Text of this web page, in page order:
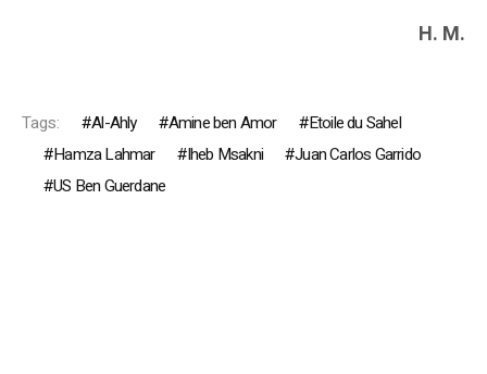
H. M.
Tags: Al-Ahly Amine ben Amor
Etoile du Sahel
Hamza Lahmar
Iheb Msakni
Juan Carlos Garrido
US Ben Guerdane